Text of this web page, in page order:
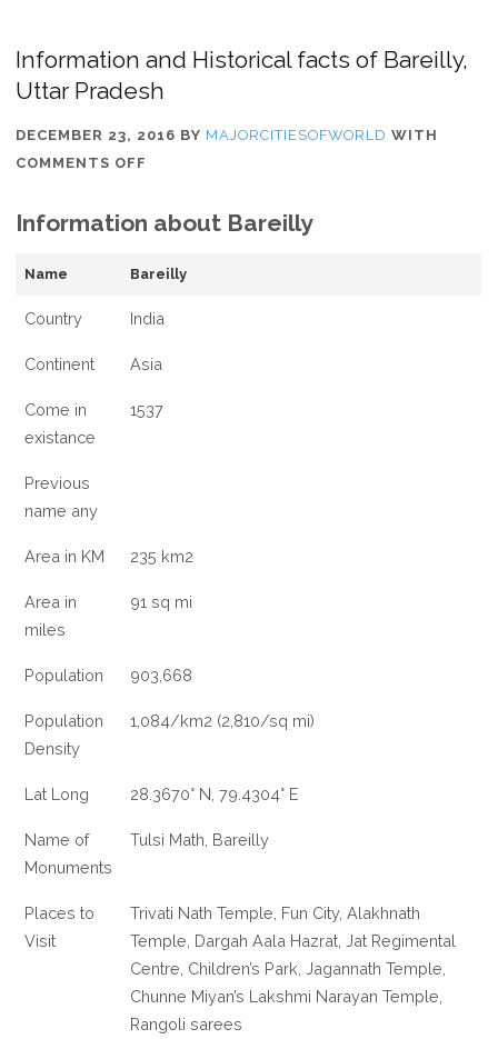
Information and Historical facts of Bareilly,
Uttar Pradesh
DECEMBER 23, 2016 BY MAJORCITIESOFWORLD WITH
COMMENTS OFF
AND
FACTS
BAREILLY,
UTTAR
Information about Bareilly
Name Bareilly
Country India
Continent Asia
Come in
existance
1537
Previous
name any
Area in KM 235 km2
Area in
miles
91 sq mi
Population 903,668
Population
Density
1,084/km2 (2,810/sq mi)
Lat Long 28.3670° N, 79.4304° E
Name of
Monuments
Tulsi Math, Bareilly
Places to
Visit
Trivati Nath Temple, Fun City, Alakhnath
Temple, Dargah Aala Hazrat, Jat Regimental
Centre, Children’s Park, Jagannath Temple,
Chunne Miyan’s Lakshmi Narayan Temple,
Rangoli sarees